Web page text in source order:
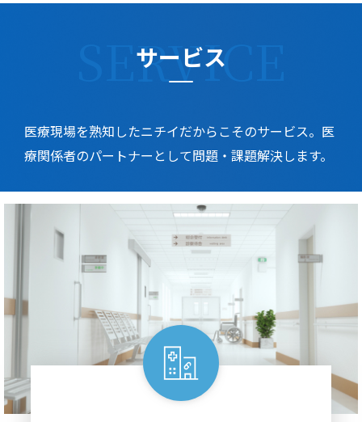
SERVICE
サービス
医療現場を熟知したニチイだからこそのサービス。医
療関係者のパートナーとして問題・課題解決します。